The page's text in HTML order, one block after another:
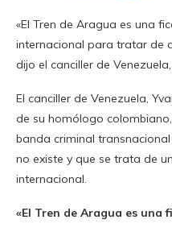
«El Tren de Aragua es una
internacional para tratar de
dijo el canciller de Venezuela,
El canciller de Venezuela,
de su homólogo
banda criminal
no existe y que se trata de
internacional.
«El Tren de Aragua es una